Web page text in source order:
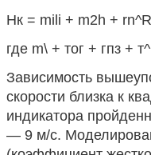
Нк = mili + m2h +
где m\ + тог + гпз +
Зависимость
скорости близка к
индикатора
— 9 м/с.